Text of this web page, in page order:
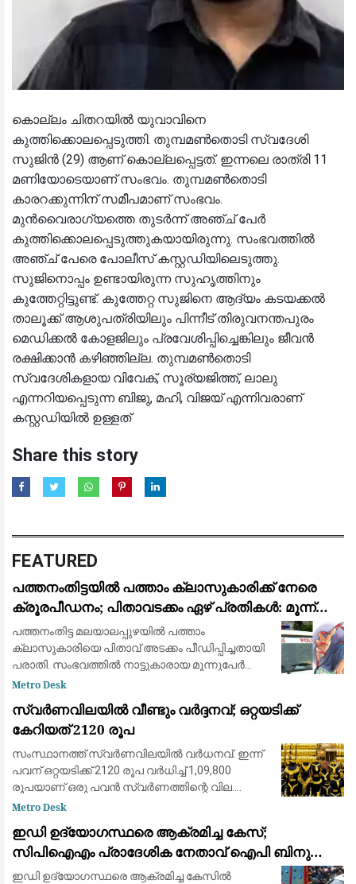
കൊല്ലം ചിതറയിൽ യുവാവിനെ
കുത്തിക്കൊലപ്പെടുത്തി. തുമ്പമൺതൊടി സ്വദേശി
സുജിൻ (29) ആണ് കൊല്ലപ്പെട്ടത്. ഇന്നലെ രാത്രി 11
മണിയോടെയാണ് സംഭവം. തുമ്പമൺതൊടി
കാരറക്കുന്നിന് സമീപമാണ് സംഭവം.
മുൻവൈരാഗ്യത്തെ തുടർന്ന് അഞ്ച് പേർ
കുത്തിക്കൊലപ്പെടുത്തുകയായിരുന്നു. സംഭവത്തിൽ
അഞ്ച് പേരെ പോലീസ് കസ്റ്റഡിയിലെടുത്തു.
സുജിനൊപ്പം ഉണ്ടായിരുന്ന സുഹൃത്തിനും
കുത്തേറ്റിട്ടുണ്ട്. കുത്തേറ്റ സുജിനെ ആദ്യം കടയക്കൽ
താലൂക്ക് ആശുപത്രിയിലും പിന്നീട് തിരുവനന്തപുരം
മെഡിക്കൽ കോളജിലും പ്രവേശിപ്പിച്ചെങ്കിലും ജീവൻ
രക്ഷിക്കാൻ കഴിഞ്ഞില്ല. തുമ്പമൺതൊടി
സ്വദേശികളായ വിവേക്, സൂര്യജിത്ത്, ലാലു
എന്നറിയപ്പെടുന്ന ബിജു, മഹി, വിജയ് എന്നിവരാണ്
കസ്റ്റഡിയിൽ ഉള്ളത്
Share this story
FEATURED
പത്തനംതിട്ടയിൽ പത്താം ക്ലാസുകാരിക്ക് നേരെ
ക്രൂരപീഡനം; പിതാവടക്കം ഏഴ് പ്രതികൾ: മൂന്ന്
പേർ അറസ്റ്റിൽ
പത്തനംതിട്ട മലയാലപ്പുഴയിൽ പത്താം
ക്ലാസുകാരിയെ പിതാവ് അടക്കം പീഡിപ്പിച്ചതായി
പരാതി. സംഭവത്തില്‍ നാട്ടുകാരായ മൂന്നുപേർ
അറസ്റ്റില്‍. പെൺകുട്ടി താമസിച്ച കെട്ടിടത്തിന്റെ
Metro Desk
സ്വര്‍ണവിലയിൽ വീണ്ടും വർദ്ദനവ്; ഒറ്റയടിക്ക്
കേറിയത് 2120 രൂപ
സംസ്ഥാനത്ത് സ്വര്‍ണവിലയിൽ വർധനവ്. ഇന്ന്
പവന് ഒറ്റയടിക്ക് 2120 രൂപ വർധിച്ച് 1,09,800
രൂപയാണ് ഒരു പവന്‍ സ്വര്‍ണത്തിന്റെ വില.
ഗ്രാമിന് ആനുപാതികമായി 265 രൂപയാണ്
Metro Desk
ഇഡി ഉദ്യോഗസ്ഥരെ ആക്രമിച്ച കേസ്;
സിപിഐഎം പ്രാദേശിക നേതാവ് ഐപി ബിനു
ഉള്‍പ്പടെ അഞ്ച് പ്രതികള്‍ക്ക് ജാമ്യം
ഇഡി ഉദ്യോഗസ്ഥരെ ആക്രമിച്ച കേസില്‍